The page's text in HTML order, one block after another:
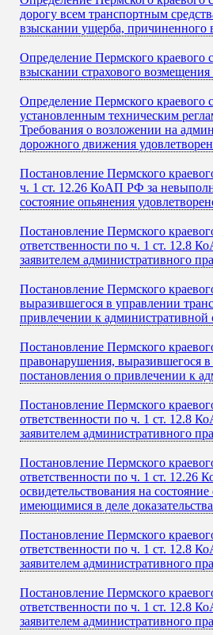
дорогу всем транспортным
взыскании ущерба, причиненного
Определение Пермского краевого
взыскании страхового
Определение Пермского краевого
установленным техническим
Требования о возложении на
дорожного движения
Постановление Пермского
ч. 1 ст. 12.26 КоАП РФ за
состояние опьянения
Постановление Пермского
ответственности по ч. 1 ст. 12.8
заявителем административного
Постановление Пермского
выразившегося в управлении
привлечении к
Постановление Пермского
правонарушения, выразившегося
постановления о привлечении к
Постановление Пермского
ответственности по ч. 1 ст. 12.8
заявителем административного
Постановление Пермского
ответственности по ч. 1 ст.
освидетельствования на
имеющимися в деле
Постановление Пермского
ответственности по ч. 1 ст. 12.8
заявителем административного
Постановление Пермского
ответственности по ч. 1 ст. 12.8
заявителем административного